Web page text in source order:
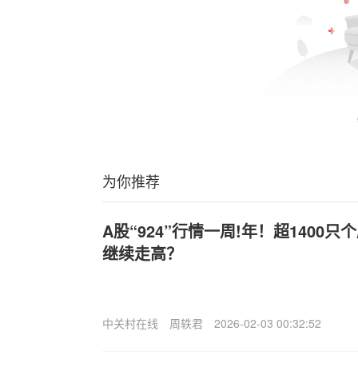
为你推荐
A股“924”行情一周!年！超1400只
继续走高？
中关村在线 周轶君 2026-02-03 00:32:52